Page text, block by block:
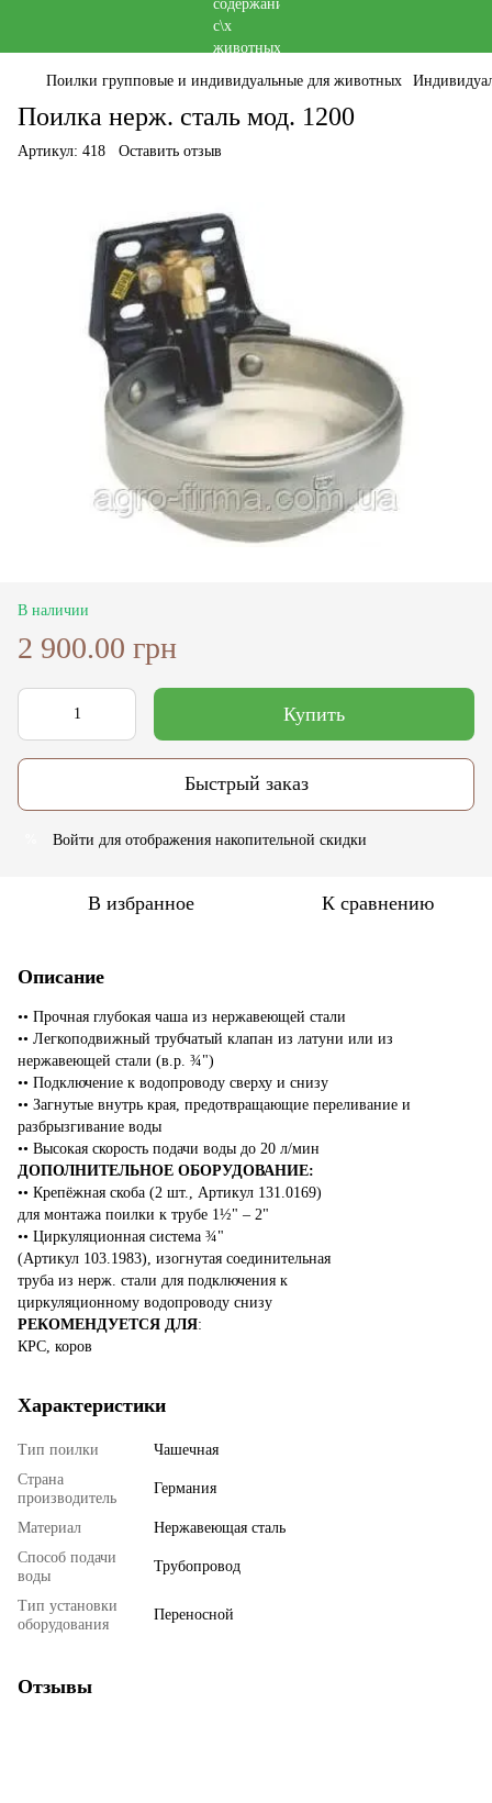
Поилки групповые и индивидуальные для животных
Поилка нерж. сталь мод. 1200
Артикул: 418 Оставить отзыв
В наличии
2 900.00 грн
Купить
Быстрый заказ
Войти для отображения накопительной скидки
В избранное К сравнению
Описание
•• Прочная глубокая чаша из нержавеющей стали
•• Легкоподвижный трубчатый клапан из латуни или из
нержавеющей стали (в.р. ¾")
•• Подключение к водопроводу сверху и снизу
•• Загнутые внутрь края, предотвращающие переливание и
разбрызгивание воды
•• Высокая скорость подачи воды до 20 л/мин
ДОПОЛНИТЕЛЬНОЕ ОБОРУДОВАНИЕ:
•• Крепёжная скоба (2 шт., Артикул 131.0169)
для монтажа поилки к трубе 1½" – 2"
•• Циркуляционная система ¾"
(Артикул 103.1983), изогнутая соединительная
труба из нерж. стали для подключения к
циркуляционному водопроводу снизу
РЕКОМЕНДУЕТСЯ ДЛЯ:
КРС, коров
Характеристики
Тип поилки
Чашечная
Страна
производитель
Германия
Материал
Нержавеющая сталь
Способ подачи
воды
Трубопровод
Тип установки
оборудования
Переносной
Отзывы